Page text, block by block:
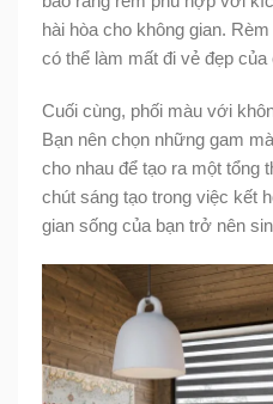
hài hòa cho không gian.
có thể làm mất đi vẻ đẹp của
Cuối cùng, phối màu với
Bạn nên chọn những gam
cho nhau để tạo ra một tổng
chút sáng tạo trong việc kết
gian sống của bạn trở nên